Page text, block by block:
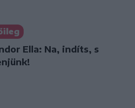
Ella: Na, indíts, s